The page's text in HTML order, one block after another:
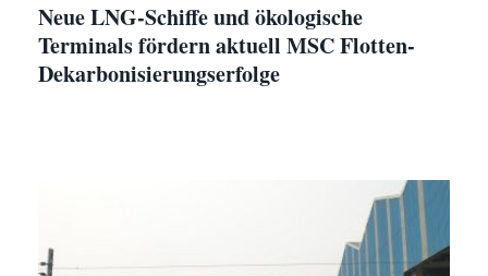
Neue LNG-Schiffe und ökologische
Terminals fördern aktuell MSC Flotten-
Dekarbonisierungserfolge